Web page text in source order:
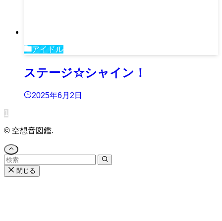
アイドル
ステージ☆シャイン！
2025年6月2日
1
© 空想音図鑑.
閉じる